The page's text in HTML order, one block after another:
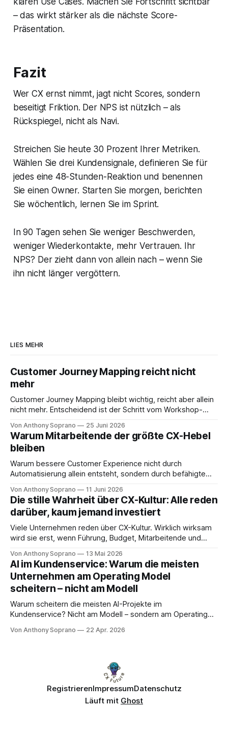
– das wirkt stärker als die nächste Score-
Präsentation.
Fazit
Wer CX ernst nimmt, jagt nicht Scores, sondern
beseitigt Friktion. Der NPS ist nützlich – als
Rückspiegel, nicht als Navi.
Streichen Sie heute 30 Prozent Ihrer Metriken.
Wählen Sie drei Kundensignale, definieren Sie für
jedes eine 48-Stunden-Reaktion und benennen
Sie einen Owner. Starten Sie morgen, berichten
Sie wöchentlich, lernen Sie im Sprint.
In 90 Tagen sehen Sie weniger Beschwerden,
weniger Wiederkontakte, mehr Vertrauen. Ihr
NPS? Der zieht dann von allein nach – wenn Sie
ihn nicht länger vergöttern.
LIES MEHR
Customer Journey Mapping reicht nicht
mehr
Customer Journey Mapping bleibt wichtig, reicht aber allein
nicht mehr. Entscheidend ist der Schritt vom Workshop-
Von Anthony Soprano 25 Juni 2026
Warum Mitarbeitende der größte CX-Hebel
bleiben
Warum bessere Customer Experience nicht durch
Automatisierung allein entsteht, sondern durch befähigte
Von Anthony Soprano 11 Juni 2026
Die stille Wahrheit über CX-Kultur: Alle reden
darüber, kaum jemand investiert
Viele Unternehmen reden über CX-Kultur. Wirklich wirksam
wird sie erst, wenn Führung, Budget, Mitarbeitende und
Von Anthony Soprano 13 Mai 2026
AI im Kundenservice: Warum die meisten
Unternehmen am Operating Model
scheitern – nicht am Modell
Warum scheitern die meisten AI-Projekte im
Kundenservice? Nicht am Modell – sondern am Operating
Implementierung.
Von Anthony Soprano 22 Apr. 2026
RegistrierenImpressumDatenschutz
Läuft mit Ghost